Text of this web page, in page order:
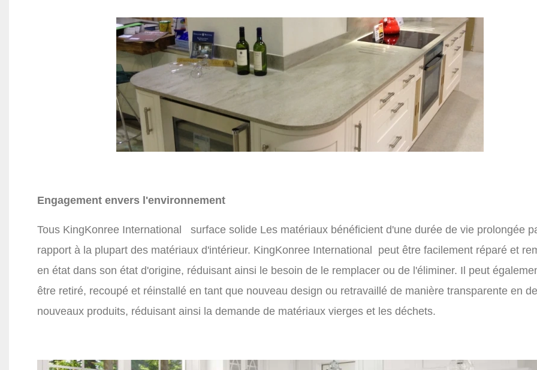
Engagement envers l'environnement
Tous KingKonree International surface solide Les matériaux bénéficient d'une durée de vie prolongée
rapport à la plupart des matériaux d'intérieur. KingKonree International peut être facilement réparé et
en état dans son état d'origine, réduisant ainsi le besoin de le remplacer ou de l'éliminer. Il peut
être retiré, recoupé et réinstallé en tant que nouveau design ou retravaillé de manière transparente en de
nouveaux produits, réduisant ainsi la demande de matériaux vierges et les déchets.